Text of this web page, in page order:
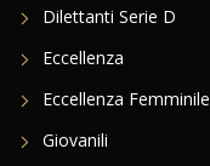
Dilettanti Serie D
Eccellenza
Eccellenza Femminile
Giovanili